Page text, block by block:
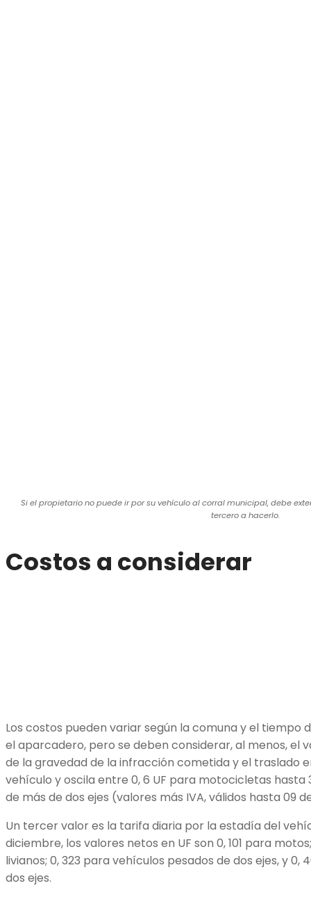
Si el propietario no puede ir por su vehículo al corral municipal, debe
tercero a hacerlo.
Costos a considerar
Los costos pueden variar según la comuna y el tiempo
el aparcadero, pero se deben considerar, al menos, el
de la gravedad de la infracción cometida y el traslado
vehículo y oscila entre 0, 6 UF para motocicletas hasta
de más de dos ejes (valores más IVA, válidos hasta 09
Un tercer valor es la tarifa diaria por la estadía del
diciembre, los valores netos en UF son 0, 101 para
livianos; 0, 323 para vehículos pesados de dos ejes, y
dos ejes.